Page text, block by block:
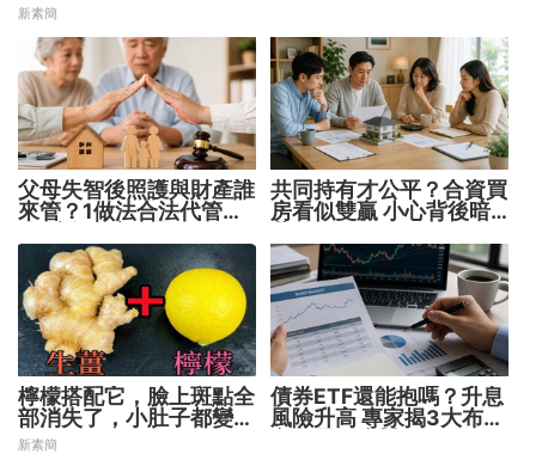
新素簡
父母失智後照護與財產誰
來管？1做法合法代管財
共同持有才公平？合資買
房看似雙贏 小心背後暗
檸檬搭配它，臉上斑點全
部消失了，小肚子都變平
坦了
新素簡
債券ETF還能抱嗎？升息
風險升高 專家揭3大布局